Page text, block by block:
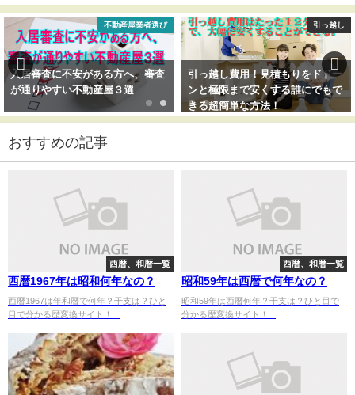
不動産屋業者選び
入居審査に不安がある方へ、審査
が通りやすい不動産屋３選
引っ越し
引っ越し費用！見積もりをドドー
ンと極限まで安くする誰にでもで
きる超簡単な方法！
おすすめの記事
西暦、和暦一覧
西暦1967年は昭和何年なの？
西暦1967は年和暦で何年？干支は？ひと
目で分かる歴変換サイト！...
西暦、和暦一覧
昭和59年は西暦で何年なの？
昭和59年は西暦何年？干支は？ひと目で
分かる歴変換サイト！...